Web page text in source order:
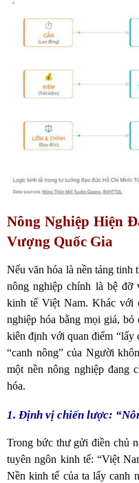
Nông Nghiệp Hiện
Vượng Quốc Gia
Nếu văn hóa là nền tảng
nông nghiệp chính là bệ đỡ
kinh tế Việt Nam. Khác với
nghiệp hóa bằng mọi giá,
kiên định với quan điểm “lấy
“canh nông” của Người
một nền nông nghiệp đang
hóa.
1. Định vị chiến lược:
Trong bức thư gửi điền chủ
tuyên ngôn kinh tế: “Việt
Nền kinh tế của ta lấy canh